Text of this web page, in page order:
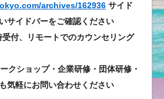
archives/162936 サイド
サイドバーをご確認ください
付、リモートでのカウンセリング
クショップ・企業研修・団体研修・
気軽にお問い合わせください